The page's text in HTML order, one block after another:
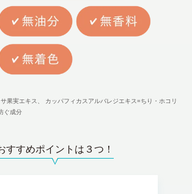
果実エキス、 カッパフィカスアルバレジエキス=ちり・ホコリ
ぐ成分
すすめポイントは３つ！